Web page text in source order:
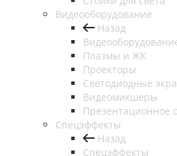
Видеооборудование
Назад
Плазмы и ЖК
Проекторы
Светодиодные
Видеомикшеры
Презентационное
Спецэффекты
Назад
Спецэффекты